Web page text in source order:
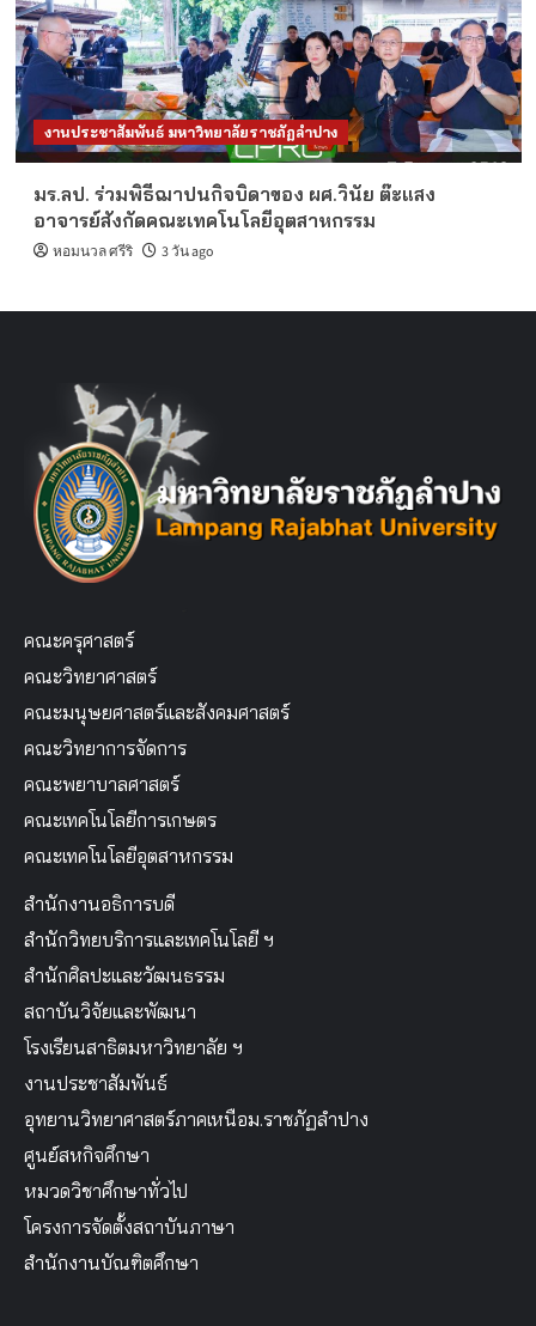
งานประชาสัมพันธ์ มหาวิทยาลัยราชภัฏลำปาง
มร.ลป. ร่วมพิธีฌาปนกิจบิดาของ ผศ.วินัย ต๊ะแสง
อาจารย์สังกัดคณะเทคโนโลยีอุตสาหกรรม
หอมนวล ศรีริ 3 วัน ago
คณะครุศาสตร์
คณะวิทยาศาสตร์
คณะมนุษยศาสตร์และสังคมศาสตร์
คณะวิทยาการจัดการ
คณะพยาบาลศาสตร์
คณะเทคโนโลยีการเกษตร
คณะเทคโนโลยีอุตสาหกรรม
สำนักงานอธิการบดี
สำนักวิทยบริการและเทคโนโลยี ฯ
สำนักศิลปะและวัฒนธรรม
สถาบันวิจัยและพัฒนา
โรงเรียนสาธิตมหาวิทยาลัย ฯ
งานประชาสัมพันธ์
อุทยานวิทยาศาสตร์ภาคเหนือม.ราชภัฏลำปาง
ศูนย์สหกิจศึกษา
หมวดวิชาศึกษาทั่วไป
โครงการจัดตั้งสถาบันภาษา
สำนักงานบัณฑิตศึกษา